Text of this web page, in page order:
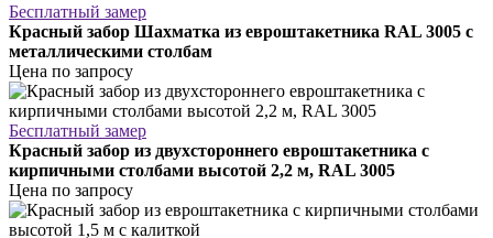
Бесплатный замер
Красный забор Шахматка из евроштакетника RAL 3005 с
металлическими столбам
Цена по запросу
Бесплатный замер
Красный забор из двухстороннего евроштакетника с
кирпичными столбами высотой 2,2 м, RAL 3005
Цена по запросу